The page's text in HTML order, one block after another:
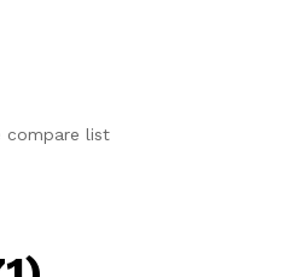
compare list